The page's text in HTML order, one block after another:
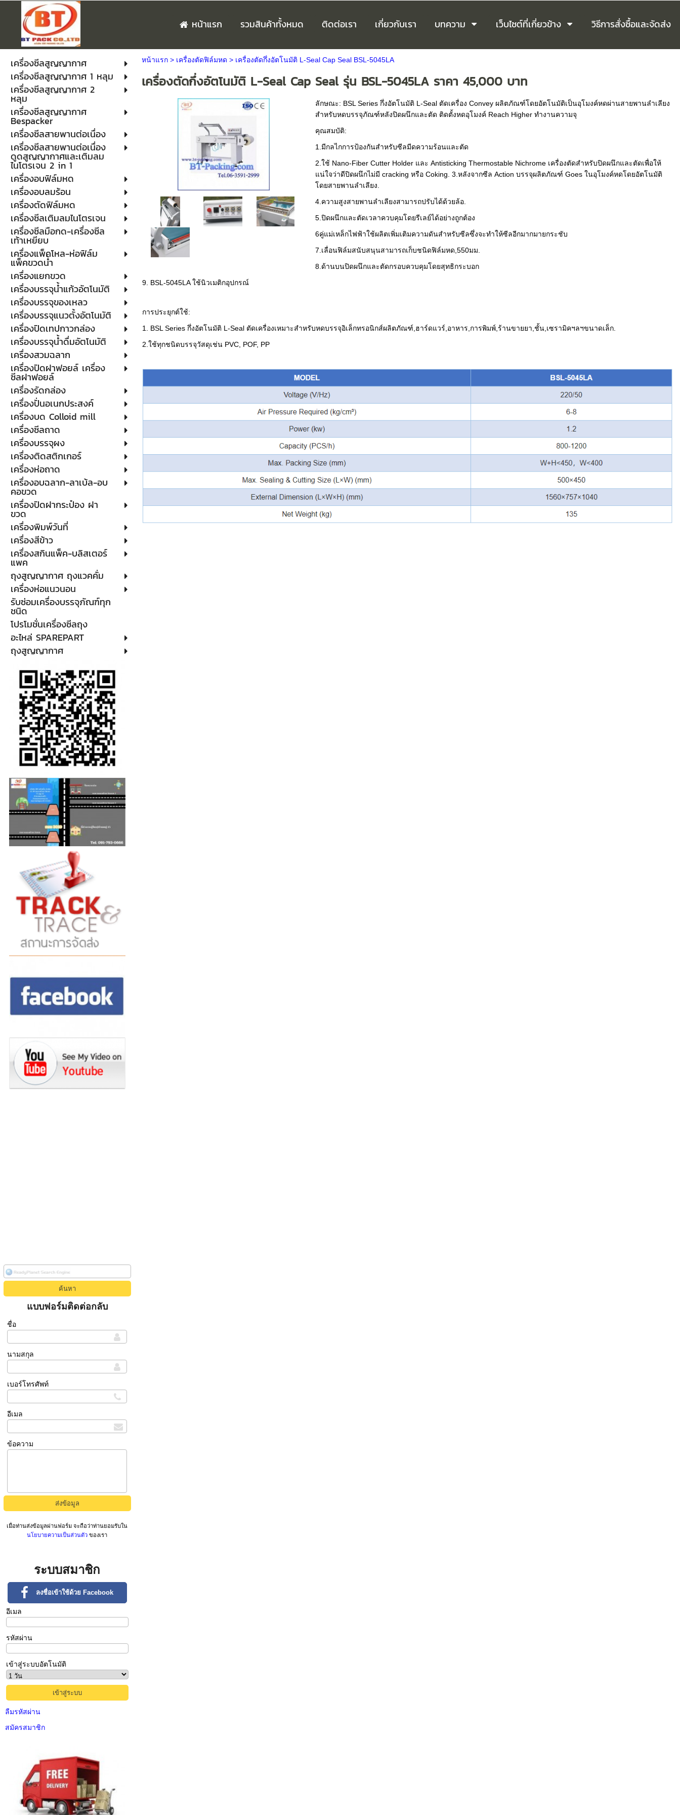
หน้าแรก รวมสินค้าทั้งหมด ติดต่อเรา เกี่ยวกับเรา บทความ เว็บไซต์ที่เกี่ยวข้าง วิธีการสั่งซื้อและจัดส่ง
เครื่องซีลสูญญากาศ
เครื่องซีลสูญญากาศ 1 หลุม
เครื่องซีลสูญญากาศ 2
หลุม
เครื่องซีลสูญญากาศ
Bespacker
เครื่องซีลสายพานต่อเนื่อง
เครื่องซีลสายพานต่อเนื่อง
ดูดสูญญากาศและเติมลม
ไนโตรเจน 2 in 1
เครื่องอบฟิล์มหด
เครื่องอบลมร้อน
เครื่องตัดฟิล์มหด
เครื่องซีลเติมลมไนโตรเจน
เครื่องซีลมือกด-เครื่องซีล
เท้าเหยียบ
เครื่องแพ็คโหล-ห่อฟิล์ม
แพ็คขวดน้ำ
เครื่องแยกขวด
เครื่องบรรจุน้ำแก้วอัตโนมัติ
เครื่องบรรจุของเหลว
เครื่องบรรจุแนวตั้งอัตโนมัติ
เครื่องปิดเทปกาวกล่อง
เครื่องบรรจุน้ำดื่มอัตโนมัติ
เครื่องสวมฉลาก
เครื่องปิดฝาฟอยล์ เครื่อง
ซีลฝาฟอยล์
เครื่องรัดกล่อง
เครื่องปั่นอเนกประสงค์
เครื่องบด Colloid mill
เครื่องซีลถาด
เครื่องบรรจุผง
เครื่องติดสติกเกอร์
เครื่องห่อถาด
เครื่องอบฉลาก-ลาเบ้ล-อบ
คอขวด
เครื่องปิดฝากระป๋อง ฝา
ขวด
เครื่องพิมพ์วันที่
เครื่องสีข้าว
เครื่องสกินแพ็ค-บลิสเตอร์
แพค
ถุงสูญญากาศ ถุงแวคคั่ม
เครื่องห่อแนวนอน
รับซ่อมเครื่องบรรจุภัณฑ์ทุก
ชนิด
โปรโมชั่นเครื่องซีลถุง
อะไหล่ SPAREPART
ถุงสูญญากาศ
แบบฟอร์มติดต่อกลับ
ชื่อ
นามสกุล
เบอร์โทรศัพท์
อีเมล
ข้อความ
เมื่อท่านส่งข้อมูลผ่านฟอร์ม จะถือว่าท่านยอมรับใน
นโยบายความเป็นส่วนตัวของเรา
ระบบสมาชิก
ลงชื่อเข้าใช้ด้วย Facebook
อีเมล
รหัสผ่าน
เข้าสู่ระบบอัตโนมัติ
ลืมรหัสผ่าน
สมัครสมาชิก
หน้าแรก> เครื่องตัดฟิล์มหด > เครื่องตัดกึ่งอัตโนมัติ L-Seal Cap Seal BSL-5045LA
เครื่องตัดกึ่งอัตโนมัติ L-Seal Cap Seal รุ่น BSL-5045LA ราคา 45,000 บาท
ลักษณะ: BSL Series กึ่งอัตโนมัติ L-Seal ตัดเครื่อง Convey ผลิตภัณฑ์โดยอัตโนมัติเป็นอุโมงค์หดผ่านสายพานลำเลียง
สำหรับหดบรรจุภัณฑ์หลังปิดผนึกและตัด ติดตั้งหดอุโมงค์ Reach Higher ทำงานความจุ
คุณสมบัติ:
1.มีกลไกการป้องกันสำหรับซีลมีดความร้อนและตัด
2.ใช้ Nano-Fiber Cutter Holder และ Antisticking Thermostable Nichrome เครื่องตัดสำหรับปิดผนึกและตัดเพื่อให้
แน่ใจว่าดีปิดผนึกไม่มี cracking หรือ Coking. 3.หลังจากซีล Action บรรจุผลิตภัณฑ์ Goes ในอุโมงค์หดโดยอัตโนมัติ
โดยสายพานลำเลียง.
4.ความสูงสายพานลำเลียงสามารถปรับได้ด้วยล้อ.
5.ปิดผนึกและตัดเวลาควบคุมโดยรีเลย์ได้อย่างถูกต้อง
6คู่แม่เหล็กไฟฟ้าใช้ผลิตเพิ่มเติมความดันสำหรับซีลซึ่งจะทำให้ซีลอีกมากมายกระชับ
7.เลื่อนฟิล์มสนับสนุนสามารถเก็บชนิดฟิล์มหด,550มม.
8.ด้านบนปิดผนึกและตัดกรอบควบคุมโดยสุทธิกระบอก
9. BSL-5045LA ใช้นิวเมติกอุปกรณ์
การประยุกต์ใช้:
1. BSL Series กึ่งอัตโนมัติ L-Seal ตัดเครื่องเหมาะสำหรับหดบรรจุอิเล็กทรอนิกส์ผลิตภัณฑ์,ฮาร์ดแวร์,อาหาร,การพิมพ์,ร้านขายยา,ชั้น,เซรามิคฯลฯขนาดเล็ก.
2.ใช้ทุกชนิดบรรจุวัสดุเช่น PVC, POF, PP